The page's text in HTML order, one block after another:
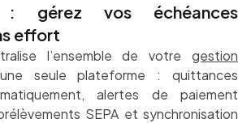
: gérez vos échéances
effort
l’ensemble de votre gestion
seule plateforme : quittances
alertes de paiement
SEPA et synchronisation